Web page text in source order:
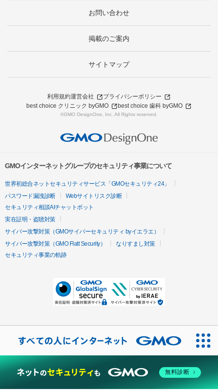
お問い合わせ
掲載のご案内
サイトマップ
利用規約運営会社
プライバシーポリシー
best choice クリニック byGMO
best choice 歯科 byGMO
©GMO DesignOne, Inc. All Rights reserved.
GMOインターネットグループのセキュリティ事業について
世界初総合ネットセキュリティサービス「GMOセキュリティ24」
パスワード漏洩診断
Webサイトリスク診断
セキュリティ相談AIチャットボット
実在証明・盗聴対策
サイバー攻撃対策（GMOサイバーセキュリティ byイエラエ）
サイバー攻撃対策（GMO Flatt Security）
なりすまし対策
セキュリティ事業の軌跡
無料診断